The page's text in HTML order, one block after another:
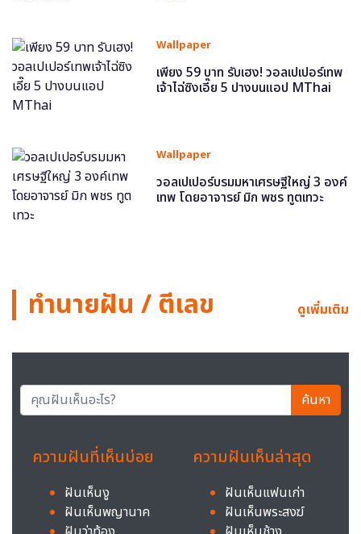
Wallpaper
เพียง 59 บาท รับเฮง! วอลเปเปอร์เทพ
เจ้าไฉ่ซิงเอี๊ย 5 ปางบนแอป MThai
Wallpaper
วอลเปเปอร์บรมมหาเศรษฐีใหญ่ 3 องค์
เทพ โดยอาจารย์ มิก พชร ทูตเทวะ
ทำนายฝัน / ตีเลข ดูเพิ่มเติม
ค้นหา
ความฝันที่เห็นบ่อย
ฝันเห็นงู
ฝันเห็นพญานาค
ความฝันเห็นล่าสุด
ฝันเห็นแฟนเก่า
ฝันเห็นพระสงฆ์